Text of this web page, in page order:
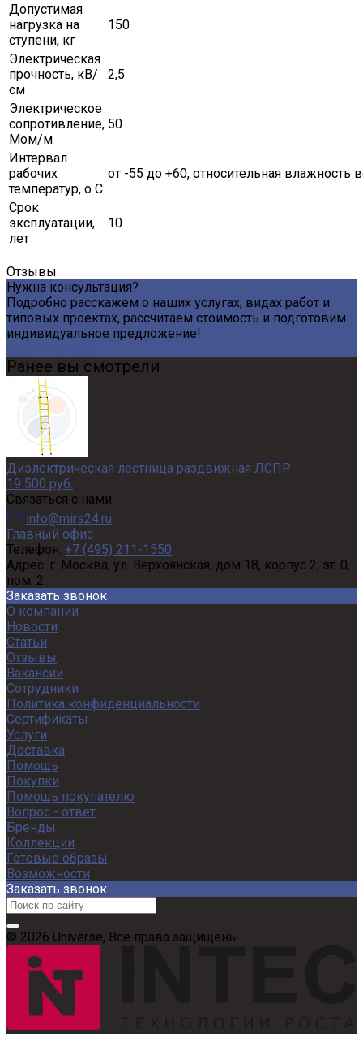
Допустимая
нагрузка на
ступени, кг
150
Электрическая
прочность, кВ/
см
2,5
Электрическое
сопротивление,
Мом/м
50
Интервал
рабочих
температур, о С
от -55 до +60, относительная влажность
Срок
эксплуатации,
лет
10
Отзывы
Нужна консультация?
Подробно расскажем о наших услугах, видах работ и
типовых проектах, рассчитаем стоимость и подготовим
индивидуальное предложение!
Ранее вы смотрели
Диэлектрическая лестница раздвижная ЛСПР
19 500 руб.
Связаться с нами
info@mirs24.ru
Главный офис
Телефон: +7 (495) 211-1550
Адрес: г. Москва, ул. Верхоянская, дом 18, корпус 2, эт. 0,
пом. 2
Заказать звонок
О компании
Новости
Статьи
Отзывы
Вакансии
Сотрудники
Политика конфиденциальности
Сертификаты
Услуги
Доставка
Помощь
Покупки
Помощь покупателю
Вопрос - ответ
Бренды
Коллекции
Готовые образы
Возможности
Заказать звонок
© 2026 Universe, Все права защищены